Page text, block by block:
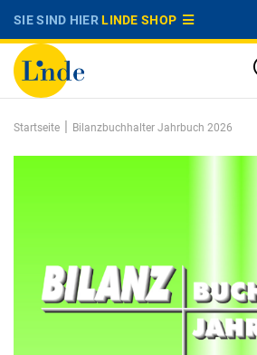
SIE SIND HIERLINDE SHOP
Startseite | Bilanzbuchhalter Jahrbuch 2026